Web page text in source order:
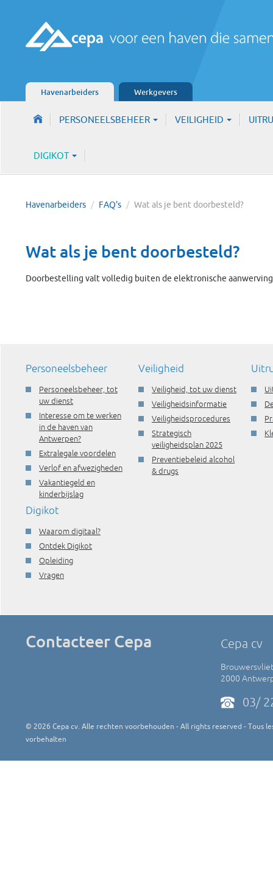
Havenarbeiders Werkgevers
PERSONEELSBEHEER VEILIGHEID
DIGIKOT
Havenarbeiders / FAQ's / Wat als je bent doorbesteld?
Wat als je bent doorbesteld?
Doorbestelling valt volledig buiten de elektronische
Personeelsbeheer
Personeelsbeheer, tot
uw dienst
Interesse om te werken
in de haven van
Antwerpen?
Extralegale voordelen
Verlof en afwezigheden
Vakantiegeld en
kinderbijslag
Veiligheid
Veiligheid, tot uw dienst
Veiligheidsinformatie
Veiligheidsprocedures
Strategisch
veiligheidsplan 2025
Preventiebeleid alcohol
& drugs
Digikot
Waarom digitaal?
Ontdek Digikot
Opleiding
Vragen
Contacteer Cepa Cepa cv
2000
03/
© 2026 Cepa cv. Alle rechten voorbehouden - All rights reserved - Tous
vorbehalten